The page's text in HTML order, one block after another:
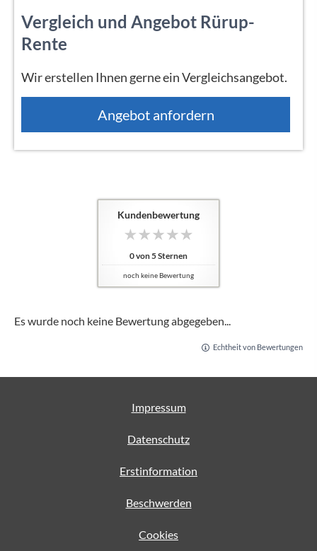
Vergleich und Angebot Rürup-
Rente
Wir erstellen Ihnen gerne ein Vergleichsangebot.
An­ge­bot an­for­dern
Kundenbewertung
0von5Sternen
noch keine Bewertung
Es wurde noch keine Bewertung abgegeben...
Echtheit von Bewertungen
Impressum
Datenschutz
Erstinformation
Beschwerden
Cookies